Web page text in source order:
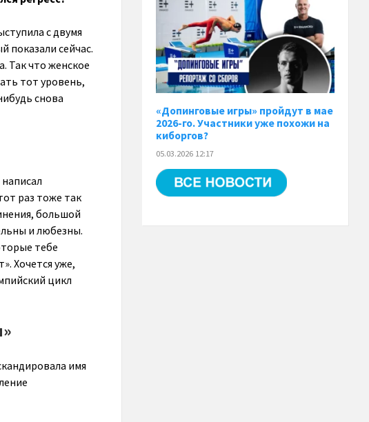
с двумя
показали сейчас.
Так что женское
тот уровень,
снова
раз тоже так
большой
и любезны.
тебе
Хочется уже,
цикл
имя
«Допинговые игры» пройдут в мае
2026-го. Участники уже похожи на
киборгов?
05.03.2026 12:17